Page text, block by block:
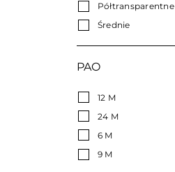
Półtransparentne
Średnie
PAO
12 M
24 M
6 M
9 M